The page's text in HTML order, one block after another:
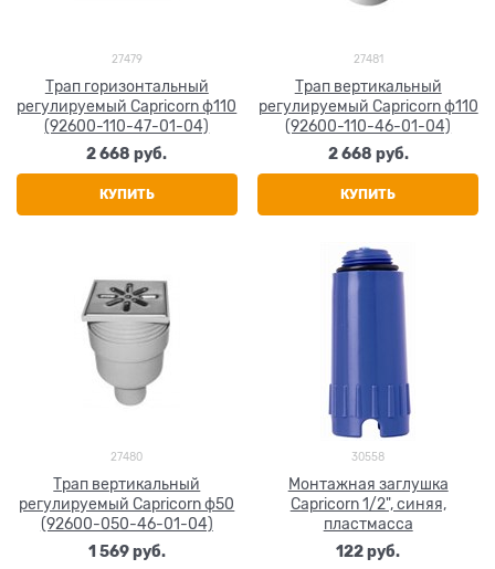
27479
Трап горизонтальный
регулируемый Capricorn ф110
(92600-110-47-01-04)
2 668 руб.
КУПИТЬ
27481
Трап вертикальный
регулируемый Capricorn ф110
(92600-110-46-01-04)
2 668 руб.
КУПИТЬ
27480
Трап вертикальный
регулируемый Capricorn ф50
(92600-050-46-01-04)
1 569 руб.
30558
Монтажная заглушка
Capricorn 1/2", синяя,
пластмасса
122 руб.